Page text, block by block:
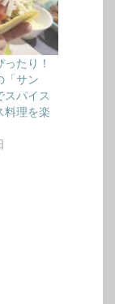
たり！
「サン
スパイス
料理を楽